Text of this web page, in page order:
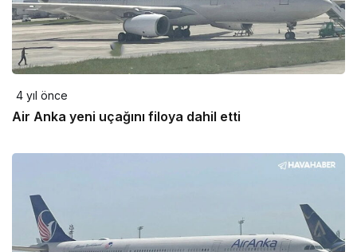
4 yıl önce
Air Anka yeni uçağını filoya dahil etti